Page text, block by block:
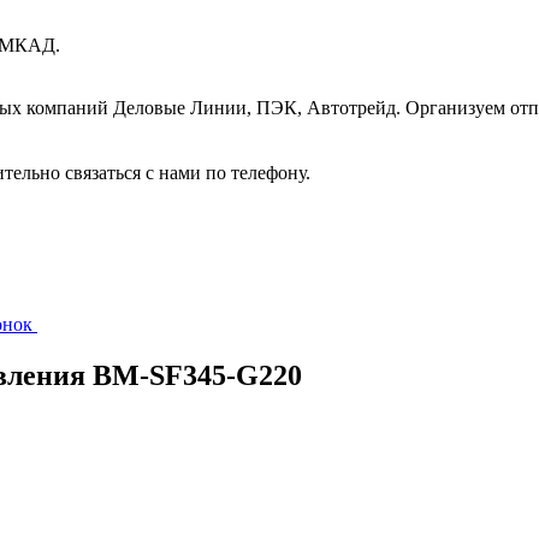
МКАД.
компаний Деловые Линии, ПЭК, Автотрейд. Организуем
связаться с нами по телефону.
BM-SF345-G220